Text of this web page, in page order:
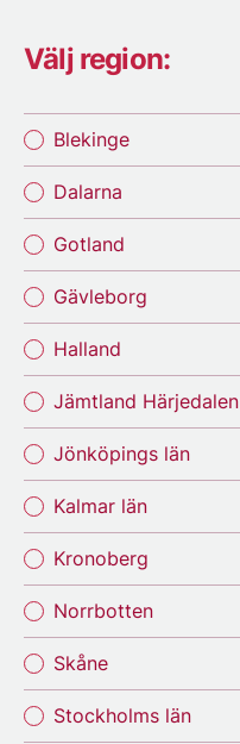
Välj region:
Blekinge
Dalarna
Gotland
Gävleborg
Halland
Jämtland Härjedalen
Jönköpings län
Kalmar län
Kronoberg
Norrbotten
Skåne
Stockholms län